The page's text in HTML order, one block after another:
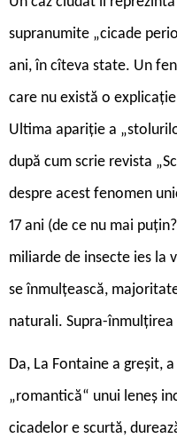
supranumite „cicade
ani, în cîteva state. Un
care nu există o
Ultima apariție a
după cum scrie revista
despre acest fenomen
17 ani (de ce nu mai
miliarde de insecte ies la
se înmulțească,
naturali. Supra-
Da, La Fontaine a greșit,
„romantică“ unui leneș
cicadelor e scurtă,